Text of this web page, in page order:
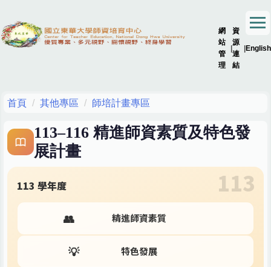
到
主
要
網
站
管
理
|
資
源
連
結
|English
首頁 其他專區 師培計畫專區
113–116 精進師資素質及特色發
展計畫
113
113 學年度
👥 精進師資素質
💡 特色發展